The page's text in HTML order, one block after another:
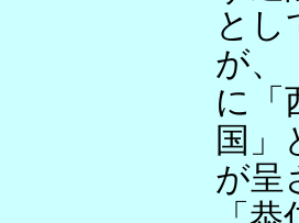
とし
が、
に「
国」
が呈